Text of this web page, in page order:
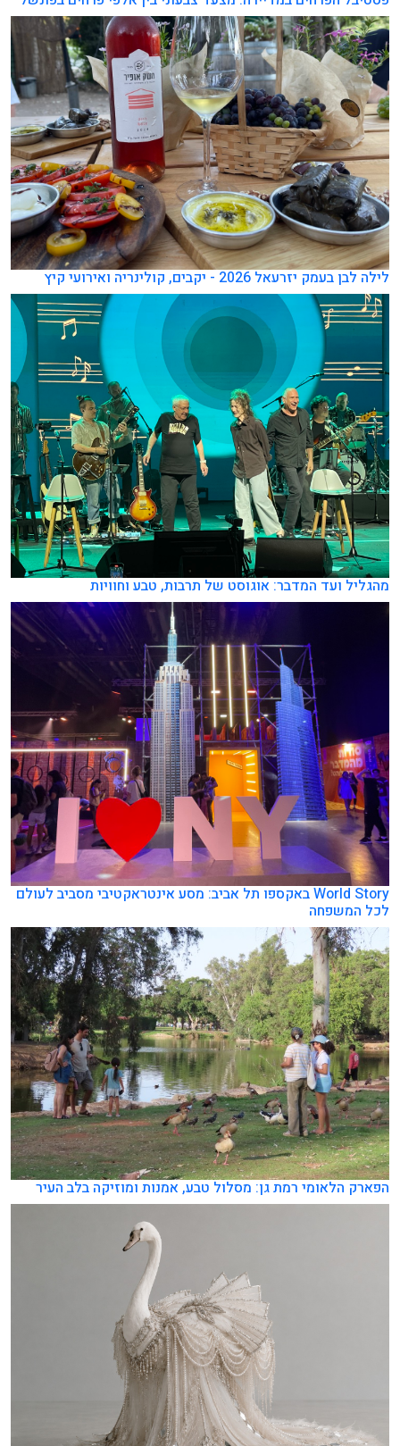
לילה לבן בעמק יזרעאל 2026 - יקבים, קולינריה ואירועי קיץ
מהגליל ועד המדבר: אוגוסט של תרבות, טבע וחוויות
World Story באקספו תל אביב: מסע אינטראקטיבי מסביב לעולם
לכל המשפחה
הפארק הלאומי רמת גן: מסלול טבע, אמנות ומוזיקה בלב העיר